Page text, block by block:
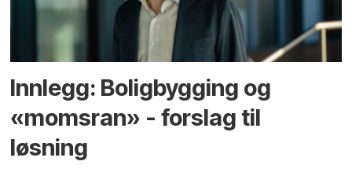
Innlegg: Boligbygging og
«momsran» - forslag til
løsning